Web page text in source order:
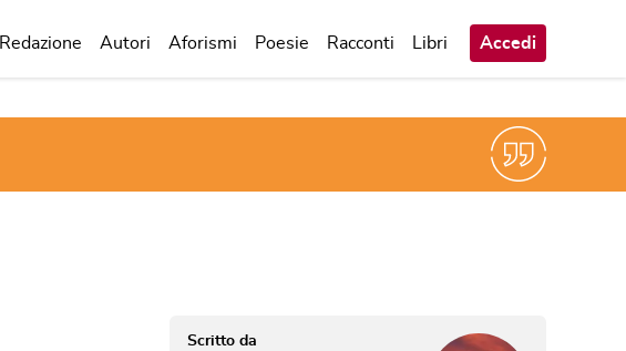
Redazione Autori Aforismi Poesie Racconti Libri Accedi
Scritto da